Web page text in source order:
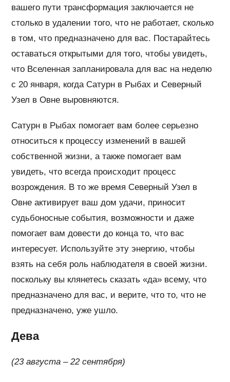
вашего пути трансформация заключается не
столько в удалении того, что не работает, сколько
в том, что предназначено для вас. Постарайтесь
оставаться открытыми для того, чтобы увидеть,
что Вселенная запланировала для вас на неделю
с 20 января, когда Сатурн в Рыбах и Северный
Узел в Овне выровняются.
Сатурн в Рыбах помогает вам более серьезно
относиться к процессу изменений в вашей
собственной жизни, а также помогает вам
увидеть, что всегда происходит процесс
возрождения. В то же время Северный Узел в
Овне активирует ваш дом удачи, приносит
судьбоносные события, возможности и даже
помогает вам довести до конца то, что вас
интересует. Используйте эту энергию, чтобы
взять на себя роль наблюдателя в своей жизни.
поскольку вы клянетесь сказать «да» всему, что
предназначено для вас, и верите, что то, что не
предназначено, уже ушло.
Дева
(23 августа – 22 сентября)